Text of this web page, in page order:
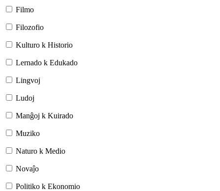
Filmo
Filozofio
Kulturo k Historio
Lernado k Edukado
Lingvoj
Ludoj
Manĝoj k Kuirado
Muziko
Naturo k Medio
Novaĵo
Politiko k Ekonomio